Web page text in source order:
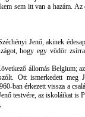
sem itt van a hazám. Az
Jenő, akinek
hogy egy vödör
állomás Belgium;
Ott ismerkedett meg
ban érkezett vissza a
testvére, az iskoláikat is